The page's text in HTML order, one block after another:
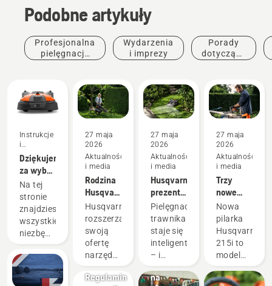
Podobne artykuły
Profesjonalna
pielęgnacja
Wydarzenia
i imprezy
Porady
dotyczące
Instrukcje
i
przewodniki
Dziękujemy
za wybór
robota
koszącego
Husqvarna
Automower®
zaprojektowanego
komercyjnej
pielęgnacji
murawy
Na tej
stronie
znajdziesz
wszystkie
niezbędne
dzięki
którym
Twój
27 maja
2026
Aktualności
i media
Rodzina
Husqvarna
Aspire™
powiększa
się o
trzech
nowych
Husqvarna
rozszerza
swoją
ofertę
narzędzi
wprowadzając
Regulamin
27 maja
2026
Aktualności
i media
Husqvarna
prezentuje
dwa
roboty
koszące
z
technologią
Pielęgnacja
trawnika
staje się
inteligentniejsza
– i
Nowa
Promocje
na
27 maja
2026
Aktualności
i media
Trzy
nowe
pilarki
Nowa
pilarka
Husqvarna
215i to
model
przeznaczony